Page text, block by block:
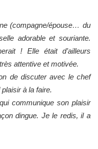
(compagne/épouse… du
adorable et souriante.
! Elle était d’ailleurs
attentive et motivée.
de discuter avec le chef
à la faire.
communique son plaisir
dingue. Je le redis, il a